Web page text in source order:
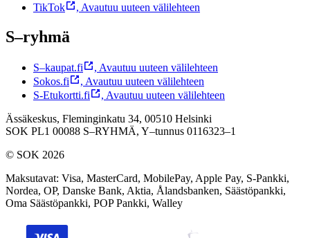
TikTok
, Avautuu uuteen välilehteen
S–ryhmä
S–kaupat.fi , Avautuu uuteen välilehteen
Sokos.fi
, Avautuu uuteen välilehteen
S-Etukortti.fi
, Avautuu uuteen välilehteen
Ässäkeskus, Fleminginkatu 34, 00510 Helsinki
SOK PL1 00088 S–RYHMÄ, Y–tunnus 0116323–1
© SOK 2026
Maksutavat: Visa, MasterCard, MobilePay, Apple Pay, S-Pankki,
Nordea, OP, Danske Bank, Aktia, Ålandsbanken, Säästöpankki,
Oma Säästöpankki, POP Pankki, Walley